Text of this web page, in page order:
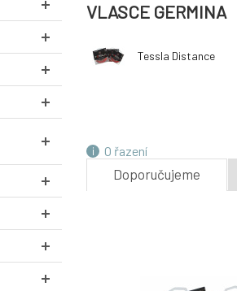
VLASCE GERMINA
Tessla Distance
O řazení
Doporučujeme